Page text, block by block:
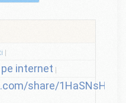
internet
share/